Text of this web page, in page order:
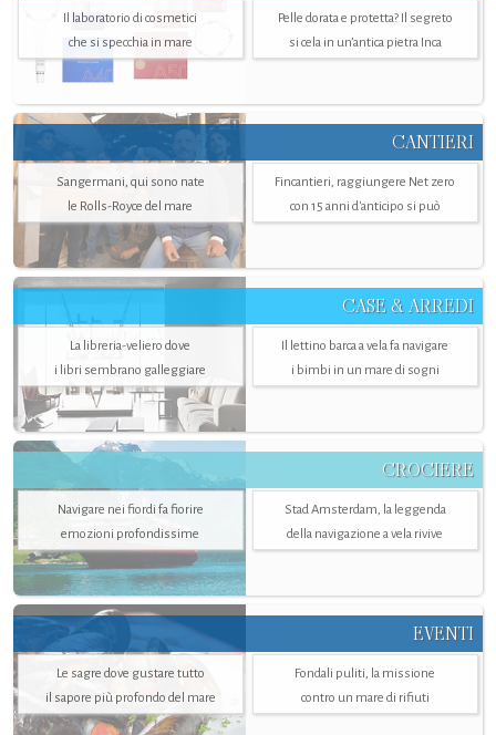
Il laboratorio di cosmetici
che si specchia in mare
Pelle dorata e protetta? Il segreto
si cela in un’antica pietra Inca
CANTIERI
Sangermani, qui sono nate
le Rolls-Royce del mare
Fincantieri, raggiungere Net zero
con 15 anni d'anticipo si può
CASE & ARREDI
La libreria-veliero dove
i libri sembrano galleggiare
Il lettino barca a vela fa navigare
i bimbi in un mare di sogni
CROCIERE
Navigare nei fiordi fa fiorire
emozioni profondissime
Stad Amsterdam, la leggenda
della navigazione a vela rivive
EVENTI
Le sagre dove gustare tutto
il sapore più profondo del mare
Fondali puliti, la missione
contro un mare di rifiuti